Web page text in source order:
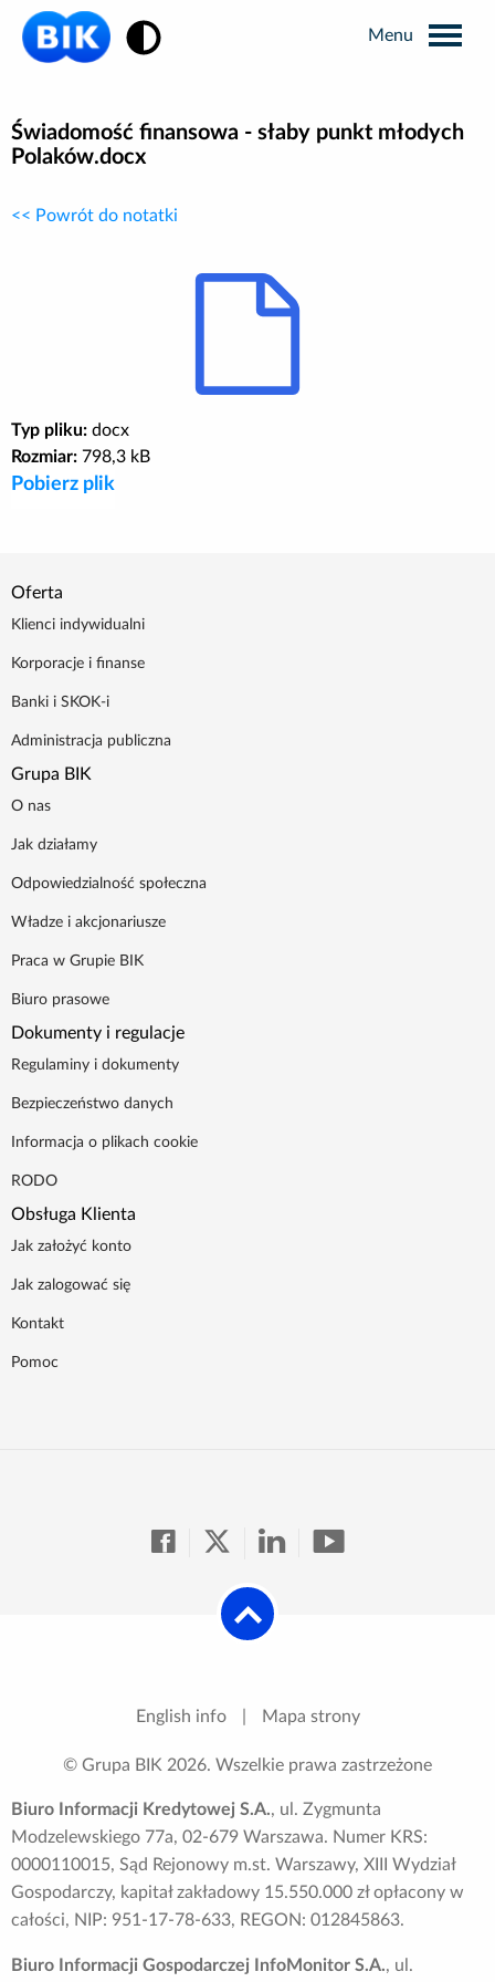
Business Intelligence
Kontakt dla mediów
Kontakt
Logowanie
Świadomość finansowa - słaby punkt młodych
Polaków.docx
<< Powrót do notatki
Typ pliku: docx
Rozmiar: 798,3 kB
Pobierz plik
Oferta
Klienci indywidualni
Korporacje i finanse
Banki i SKOK-i
Administracja publiczna
Grupa BIK
O nas
Jak działamy
Odpowiedzialność społeczna
Władze i akcjonariusze
Praca w Grupie BIK
Biuro prasowe
Dokumenty i regulacje
Regulaminy i dokumenty
Bezpieczeństwo danych
Informacja o plikach cookie
RODO
Obsługa Klienta
Jak założyć konto
Jak zalogować się
Kontakt
Pomoc
English info Mapa strony
© Grupa BIK 2026. Wszelkie prawa zastrzeżone
Biuro Informacji Kredytowej S.A., ul. Zygmunta
Modzelewskiego 77a, 02-679 Warszawa. Numer KRS:
0000110015, Sąd Rejonowy m.st. Warszawy, XIII Wydział
Gospodarczy, kapitał zakładowy 15.550.000 zł opłacony w
całości, NIP: 951-17-78-633, REGON: 012845863.
Biuro Informacji Gospodarczej InfoMonitor S.A., ul.